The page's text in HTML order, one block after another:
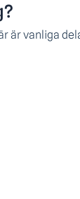
är vanliga